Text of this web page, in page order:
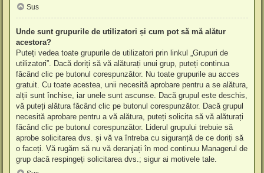
Sus
Unde sunt grupurile de utilizatori și cum pot să mă alătur
acestora?
Puteți vedea toate grupurile de utilizatori prin linkul „Grupuri de
utilizatori”. Dacă doriți să vă alăturați unui grup, puteți continua
făcând clic pe butonul corespunzător. Nu toate grupurile au acces
gratuit. Cu toate acestea, unii necesită aprobare pentru a se alătura,
alții sunt închise, iar unele sunt ascunse. Dacă grupul este deschis,
vă puteți alătura făcând clic pe butonul corespunzător. Dacă grupul
necesită aprobare pentru a vă alătura, puteți solicita să vă alăturați
făcând clic pe butonul corespunzător. Liderul grupului trebuie să
aprobe solicitarea dvs. și vă va întreba cu siguranță de ce doriți să
o faceți. Vă rugăm să nu vă deranjați în mod continuu Managerul de
grup dacă respingeți solicitarea dvs.; sigur ai motivele tale.